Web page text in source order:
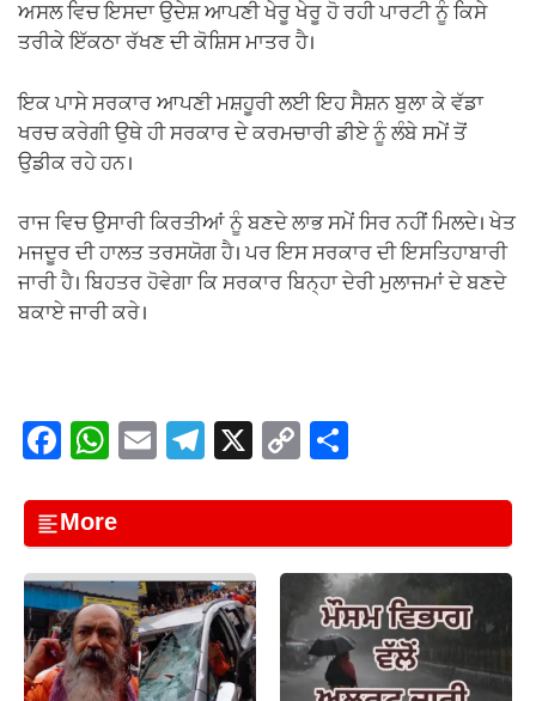
ਅਸਲ ਵਿਚ ਇਸਦਾ ਉਦੇਸ਼ ਆਪਣੀ ਖੇਰੂ ਖੇਰੂ ਹੋ ਰਹੀ ਪਾਰਟੀ ਨੂੰ ਕਿਸੇ
ਤਰੀਕੇ ਇੱਕਠਾ ਰੱਖਣ ਦੀ ਕੋਸ਼ਿਸ ਮਾਤਰ ਹੈ।
ਇਕ ਪਾਸੇ ਸਰਕਾਰ ਆਪਣੀ ਮਸ਼ਹੂਰੀ ਲਈ ਇਹ ਸੈਸ਼ਨ ਬੁਲਾ ਕੇ ਵੱਡਾ
ਖਰਚ ਕਰੇਗੀ ਉਥੇ ਹੀ ਸਰਕਾਰ ਦੇ ਕਰਮਚਾਰੀ ਡੀਏ ਨੂੰ ਲੰਬੇ ਸਮੇਂ ਤੋਂ
ਉਡੀਕ ਰਹੇ ਹਨ।
ਰਾਜ ਵਿਚ ਉਸਾਰੀ ਕਿਰਤੀਆਂ ਨੂੰ ਬਣਦੇ ਲਾਭ ਸਮੇਂ ਸਿਰ ਨਹੀਂ ਮਿਲਦੇ। ਖੇਤ
ਮਜਦੂਰ ਦੀ ਹਾਲਤ ਤਰਸਯੋਗ ਹੈ। ਪਰ ਇਸ ਸਰਕਾਰ ਦੀ ਇਸਤਿਹਾਬਾਰੀ
ਜਾਰੀ ਹੈ। ਬਿਹਤਰ ਹੋਵੇਗਾ ਕਿ ਸਰਕਾਰ ਬਿਨ੍ਹਾ ਦੇਰੀ ਮੁਲਾਜਮਾਂ ਦੇ ਬਣਦੇ
ਬਕਾਏ ਜਾਰੀ ਕਰੇ।
F
c
e
b
o
o
W
at
s
A
p
p
E
ail
T
e
gr
a
m
X C
p
y
Li
n
k
ar
e
More